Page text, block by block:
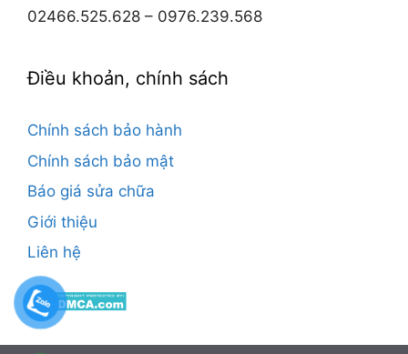
02466.525.628 – 0976.239.568
Điều khoản, chính sách
Chính sách bảo hành
Chính sách bảo mật
Báo giá sửa chữa
Giới thiệu
Liên hệ